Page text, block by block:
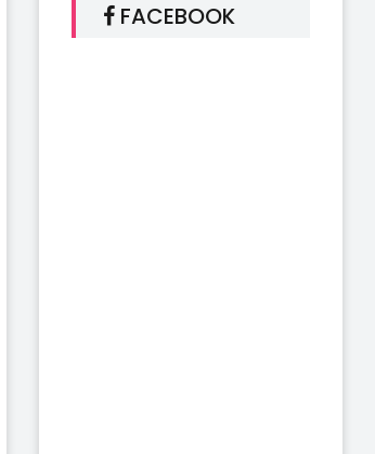
FACEBOOK